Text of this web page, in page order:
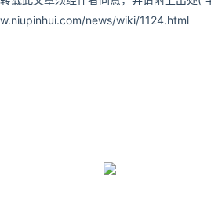
news/wiki/1124.html